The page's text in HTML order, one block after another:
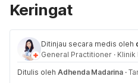
Keringat
Ditinjau secara medis oleh
General Practitioner · Klinik
Ditulis oleh Adhenda Madarina ·